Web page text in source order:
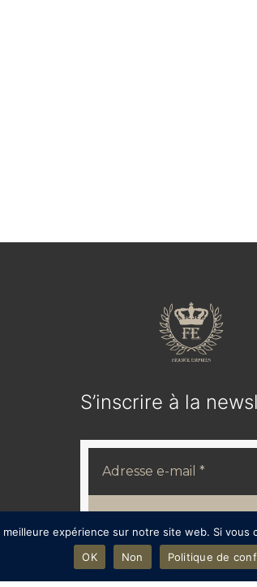
S’inscrire à la
expérience sur notre site web. Si
OK
Non Politique de